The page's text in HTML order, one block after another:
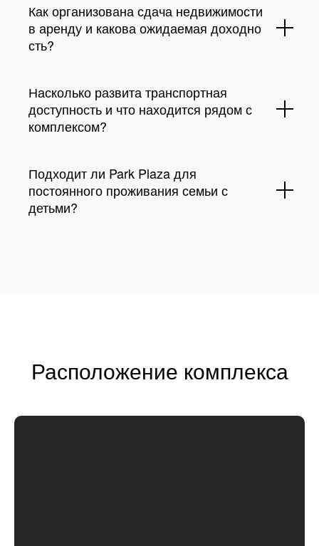
Как организована сдача недвижимости
в аренду и какова ожидаемая доходно
сть?
Насколько развита транспортная
доступность и что находится рядом с
комплексом?
Подходит ли Park Plaza для
постоянного проживания семьи с
детьми?
Расположение комплекса